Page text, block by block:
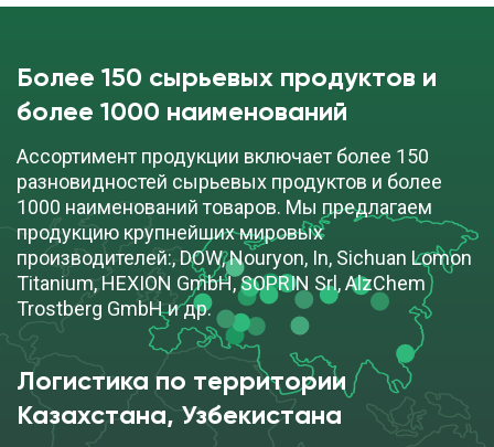
Более 150 сырьевых продуктов и
более 1000 наименований
Ассортимент продукции включает более 150
разновидностей сырьевых продуктов и более
1000 наименований товаров. Мы предлагаем
продукцию крупнейших мировых
производителей:, DOW, Nouryon, In, Sichuan Lomon
Titanium, HEXION GmbH, SOPRIN Srl, AlzChem
Trostberg GmbH и др.
Логистика по территории
Казахстана, Узбекистана